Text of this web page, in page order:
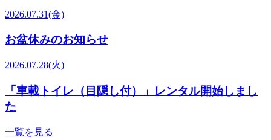
2026.07.31(金)
お盆休みのお知らせ
2026.07.28(火)
「車載トイレ（目隠し付）」レンタル開始しまし
た
一覧を見る